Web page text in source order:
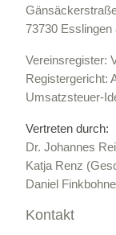
73730
Vereinsregister:
Registergericht:
Umsatzsteuer-
Vertreten durch:
Dr. Johannes
Katja Renz
Daniel
Kontakt